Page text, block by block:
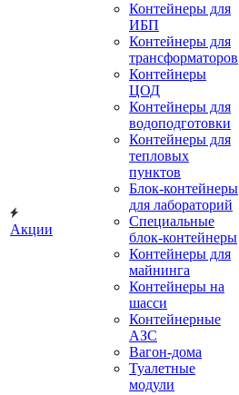
Акции
Контейнеры для
ИБП
Контейнеры для
трансформаторов
Контейнеры
ЦОД
Контейнеры для
водоподготовки
Контейнеры для
тепловых
пунктов
Блок-контейнеры
для лабораторий
Специальные
блок-контейнеры
Контейнеры для
майнинга
Контейнеры на
шасси
Контейнерные
АЗС
Вагон-дома
Туалетные
модули